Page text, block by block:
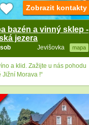
bazén a vinný sklep -
jezera
Jevišovka mapa
Zobrazit kontakty
a klid. Zažijte u nás pohodu
Jižní Morava !“